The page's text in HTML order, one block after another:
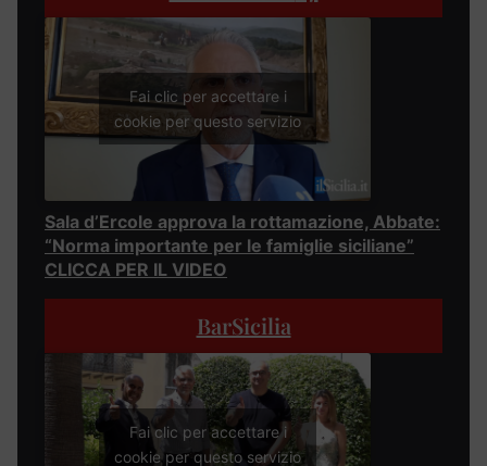
Fai clic per accettare i
cookie per questo servizio
Sala d’Ercole approva la rottamazione, Abbate:
“Norma importante per le famiglie siciliane”
CLICCA PER IL VIDEO
BarSicilia
Fai clic per accettare i
cookie per questo servizio